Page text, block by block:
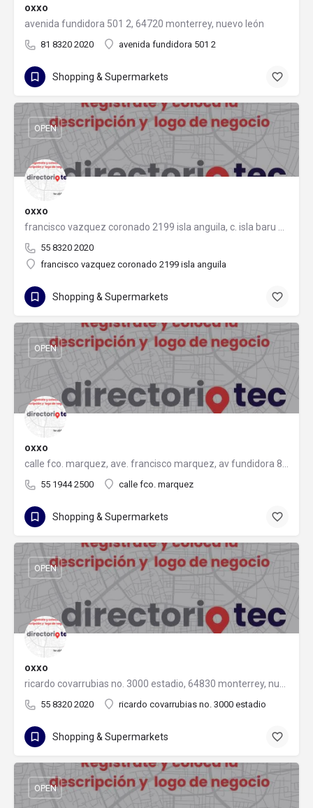
oxxo
avenida fundidora 501 2, 64720 monterrey, nuevo león
81 8320 2020 avenida fundidora 501 2
Shopping & Supermarkets
oxxo
55 8320 2020
francisco vazquez coronado 2199 isla anguila
OPEN
Shopping & Supermarkets
oxxo
55 1944 2500 calle fco. marquez
OPEN
Shopping & Supermarkets
oxxo
55 8320 2020 ricardo covarrubias no. 3000 estadio
OPEN
Shopping & Supermarkets
OPEN